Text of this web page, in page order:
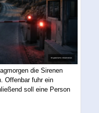
die Sirenen
Offenbar fuhr ein
soll eine Person